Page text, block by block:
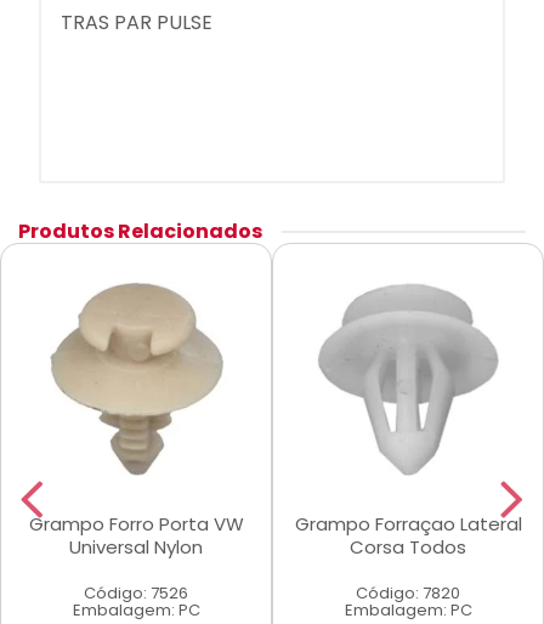
TRAS PAR PULSE
Produtos Relacionados
Grampo Forro Porta VW
Universal Nylon
Código: 7526
Embalagem: PC
Grampo Forraçao Lateral
Corsa Todos
Código: 7820
Embalagem: PC